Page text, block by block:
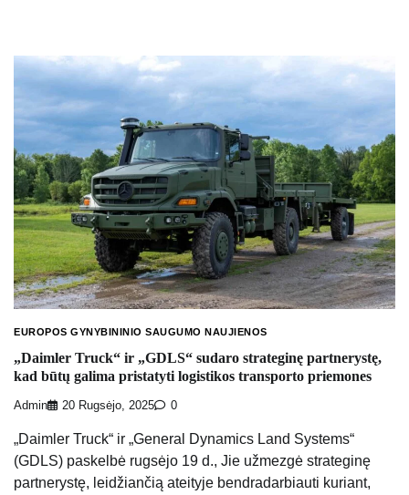
EUROPOS GYNYBININIO SAUGUMO NAUJIENOS
„Daimler Truck“ ir „GDLS“ sudaro strateginę partnerystę,
kad būtų galima pristatyti logistikos transporto priemones
Admin 20 Rugsėjo, 2025 0
„Daimler Truck“ ir „General Dynamics Land Systems“
(GDLS) paskelbė rugsėjo 19 d., Jie užmezgė strateginę
partnerystę, leidžiančią ateityje bendradarbiauti kuriant,